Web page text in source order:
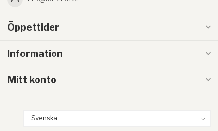
Öppettider
Information
Mitt konto